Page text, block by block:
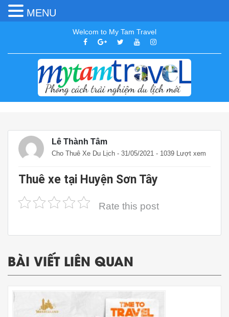
Welcom to My Tam Travel
Lê Thành Tâm
Cho Thuê Xe Du Lịch - 31/05/2021 - 1039 Lượt xem
Thuê xe tại Huyện Sơn Tây
Rate this post
BÀI VIẾT LIÊN QUAN
MENU